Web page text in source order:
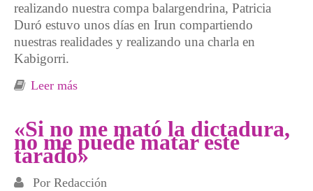
realizando nuestra compa balargendrina, Patricia
Duró estuvo unos días en Irun compartiendo
nuestras realidades y realizando una charla en
Kabigorri.
Leer más
«Si no me mató la dictadura,
no me puede matar este
tarado»
Por Redacción